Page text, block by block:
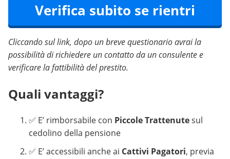
Verifica subito se rientri
Cliccando sul link, dopo un breve questionario avrai la
possibilità di richiedere un contatto da un consulente e
verificare la fattibilità del prestito.
Quali vantaggi?
✅ E’ rimborsabile con Piccole Trattenutesul
cedolino della pensione
✅ E’ accessibili anche ai Cattivi Pagatori, previa